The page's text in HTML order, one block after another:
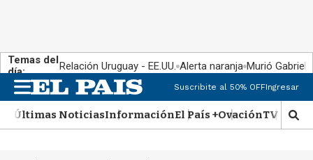
Temas del
día:
Relación Uruguay - EE.UU. Alerta naranja Murió Gabriel
n
u
Suscribite al 50% OFFIngresar
Últimas NoticiasInformaciónEl País +OvaciónTV Show
M
o